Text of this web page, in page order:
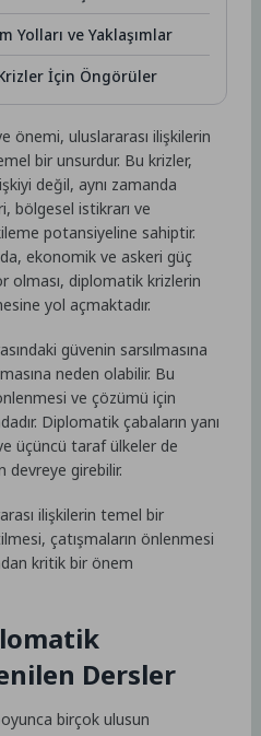
Yolları ve Yaklaşımlar
İçin Öngörüler
önemi, uluslararası ilişkilerin
bir unsurdur. Bu krizler,
değil, aynı zamanda
bölgesel istikrarı ve
potansiyeline sahiptir.
ekonomik ve askeri güç
olması, diplomatik krizlerin
yol açmaktadır.
güvenin sarsılmasına
neden olabilir. Bu
ve çözümü için
Diplomatik çabaların yanı
üçüncü taraf ülkeler de
devreye girebilir.
ilişkilerin temel bir
çatışmaların önlenmesi
kritik bir önem
Dersler
birçok ulusun